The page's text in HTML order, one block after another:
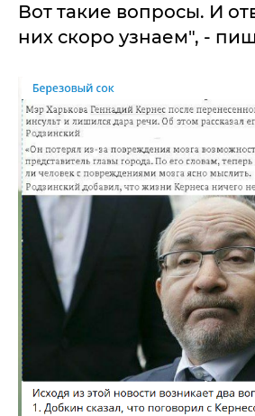
Вот такие вопросы. И
них скоро узнаем", -